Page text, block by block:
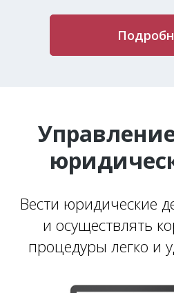
Вести юридические
и осуществлять
процедуры легко и